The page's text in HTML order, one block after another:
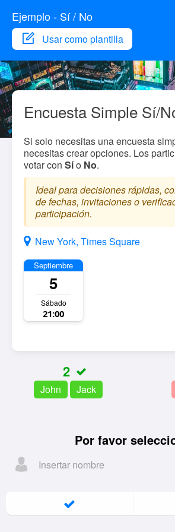
Ejemplo - Sí / No
Usar como plantilla
Encuesta Simple Sí/
Si solo necesitas una encuesta
necesitas crear opciones. Los
votar con Sío No.
Ideal para decisiones rápidas,
de fechas, invitaciones o
participación.
New York, Times Square
Septiembre
5
Sábado
21:00
2
John Jack
Por favor